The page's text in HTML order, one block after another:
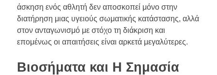
άσκηση ενός αθλητή δεν αποσκοπεί μόνο στην
διατήρηση μιας υγειούς σωματικής κατάστασης, αλλά
στον ανταγωνισμό με στόχο τη διάκριση και
επομένως οι απαιτήσεις είναι αρκετά μεγαλύτερες.
Βιοσήματα και Η Σημασία